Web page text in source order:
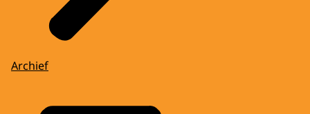
Archief